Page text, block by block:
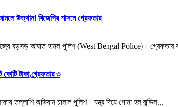
উত্থান! বিজেপির শাসনে গ্রেফতার
বড়সড় আঘাত হানল পুলিশ (West Bengal Police)। গ্রেফতার
কোটি টাকা,গ্রেফতার ৩
অভিযান চালাল পুলিশ। যন্ত্র দিয়ে গোনা হল বান্ডিল...